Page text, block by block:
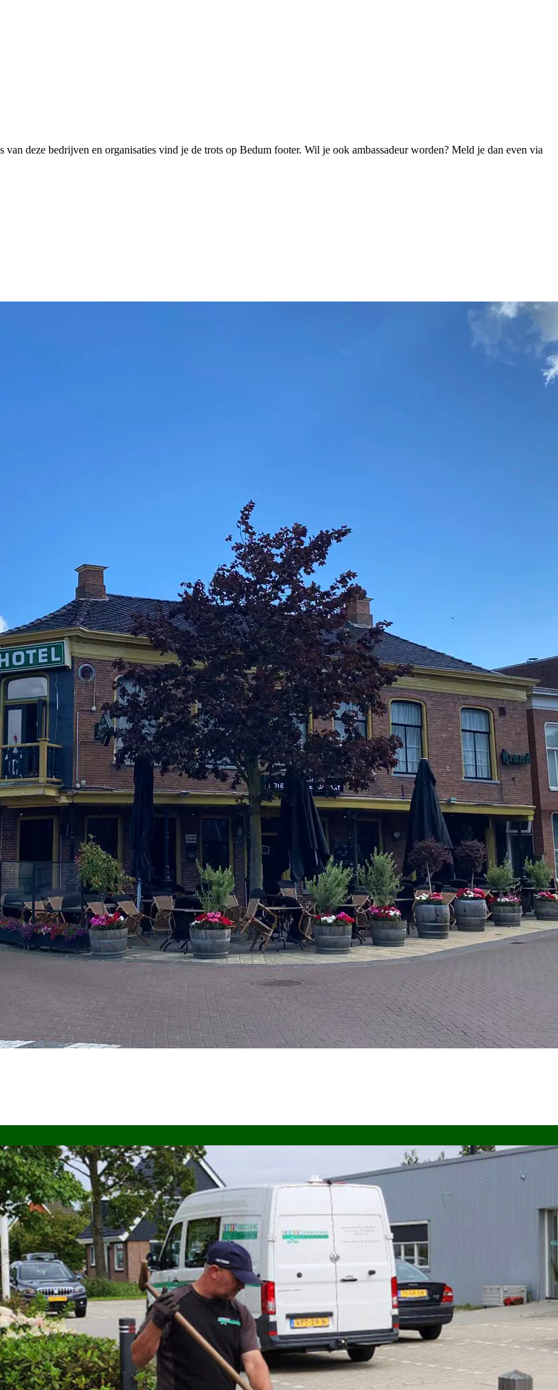
deze bedrijven en organisaties vind je de trots op Bedum footer. Wil je ook ambassadeur worden? Meld je dan even via